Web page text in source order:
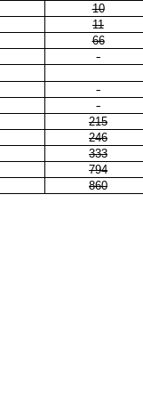
10
11
66
-
-
-
215
246
333
794
860